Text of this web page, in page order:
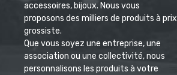
accessoires, bijoux. Nous vous
proposons des milliers de produits à prix
grossiste.
Que vous soyez une entreprise, une
association ou une collectivité, nous
personnalisons les produits à votre